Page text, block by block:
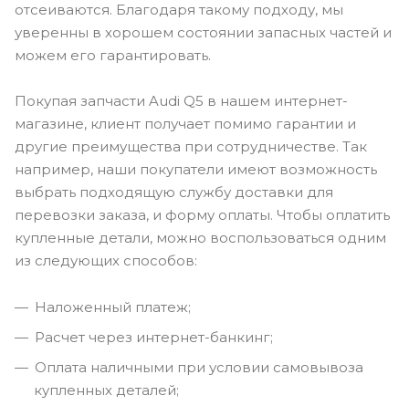
отсеиваются. Благодаря такому подходу, мы
уверенны в хорошем состоянии запасных частей и
можем его гарантировать.
Покупая запчасти Audi Q5 в нашем интернет-
магазине, клиент получает помимо гарантии и
другие преимущества при сотрудничестве. Так
например, наши покупатели имеют возможность
выбрать подходящую службу доставки для
перевозки заказа, и форму оплаты. Чтобы оплатить
купленные детали, можно воспользоваться одним
из следующих способов:
Наложенный платеж;
Расчет через интернет-банкинг;
Оплата наличными при условии самовывоза
купленных деталей;